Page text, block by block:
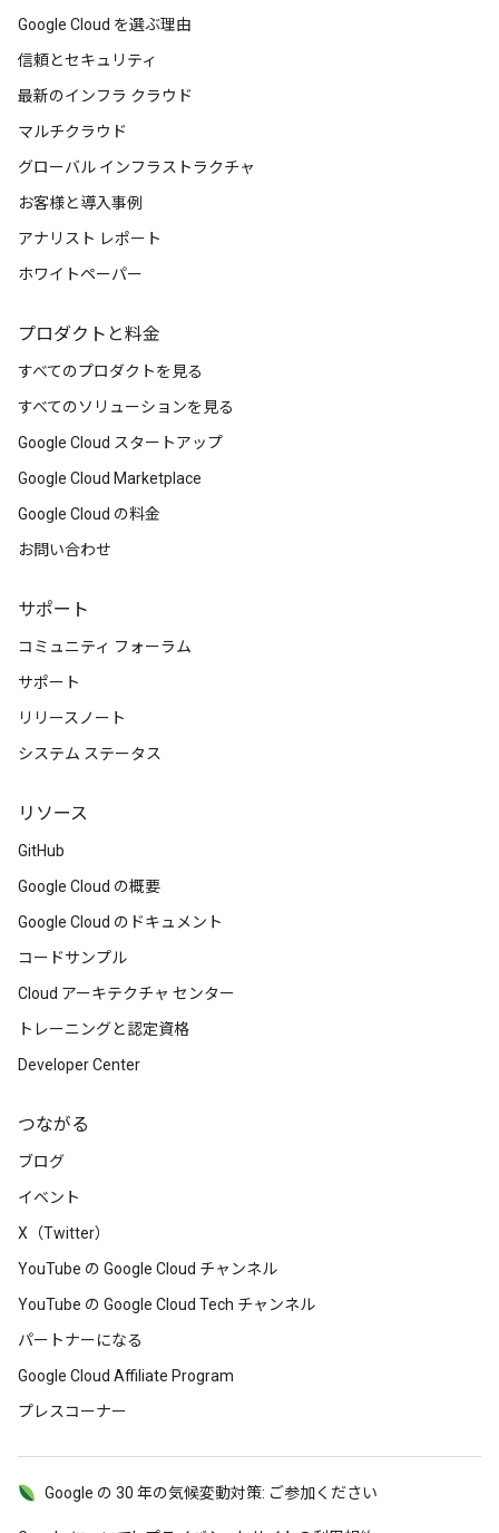
Google Cloud を選ぶ理由
信頼とセキュリティ
最新のインフラ クラウド
マルチクラウド
グローバル インフラストラクチャ
お客様と導入事例
アナリスト レポート
ホワイトペーパー
プロダクトと料金
すべてのプロダクトを見る
すべてのソリューションを見る
Google Cloud スタートアップ
Google Cloud Marketplace
Google Cloud の料金
お問い合わせ
サポート
コミュニティ フォーラム
サポート
リリースノート
システム ステータス
リソース
GitHub
Google Cloud の概要
Google Cloud のドキュメント
コードサンプル
Cloud アーキテクチャ センター
トレーニングと認定資格
Developer Center
つながる
ブログ
イベント
X（Twitter）
YouTube の Google Cloud チャンネル
YouTube の Google Cloud Tech チャンネル
パートナーになる
Google Cloud Affiliate Program
プレスコーナー
Google の 30 年の気候変動対策: ご参加ください